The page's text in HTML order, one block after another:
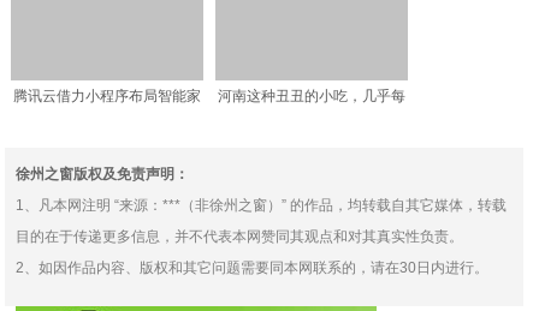
腾讯云借力小程序布局智能家
河南这种丑丑的小吃，几乎每
徐州之窗版权及免责声明：
1、凡本网注明 “来源：***（非徐州之窗）” 的作品，均转载自其它媒体，转载
目的在于传递更多信息，并不代表本网赞同其观点和对其真实性负责。
2、如因作品内容、版权和其它问题需要同本网联系的，请在30日内进行。